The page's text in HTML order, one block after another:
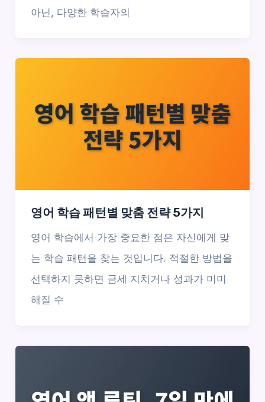
아닌, 다양한 학습자의
영어 학습 패턴별 맞춤 전략 5가지
영어 학습에서 가장 중요한 점은 자신에게 맞
는 학습 패턴을 찾는 것입니다. 적절한 방법을
선택하지 못하면 금세 지치거나 성과가 미미
해질 수